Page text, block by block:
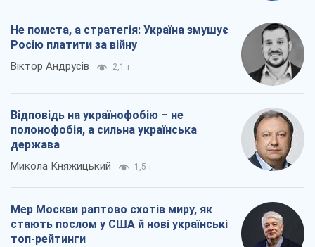
Не помста, а стратегія: Україна змушує
Росію платити за війну
Віктор Андрусів 2,1 т.
Відповідь на українофобію – не
полонофобія, а сильна українська
держава
Микола Княжицький 1,5 т.
Мер Москви раптово схотів миру, як
стають послом у США й нові українські
топ-рейтинги